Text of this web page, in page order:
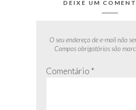
DEIXE UM
O seu endereço de e-mail não
Campos obrigatórios são
Comentário *